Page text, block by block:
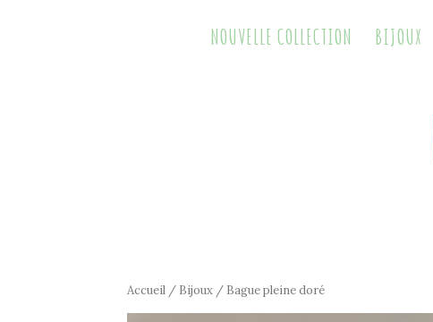
NOUVELLE COLLECTION BIJOUX
Accueil / Bijoux / Bague pleine doré